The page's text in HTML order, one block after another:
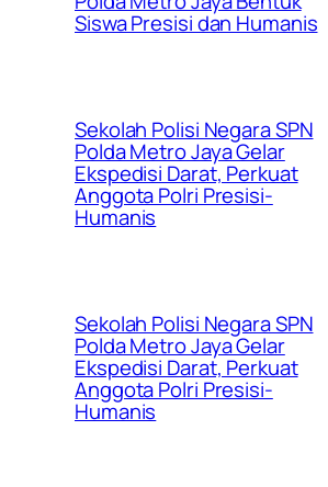
Siswa Presisi dan Humanis
Sekolah Polisi Negara SPN
Polda Metro Jaya Gelar
Ekspedisi Darat, Perkuat
Anggota Polri Presisi-
Humanis
Sekolah Polisi Negara SPN
Polda Metro Jaya Gelar
Ekspedisi Darat, Perkuat
Anggota Polri Presisi-
Humanis